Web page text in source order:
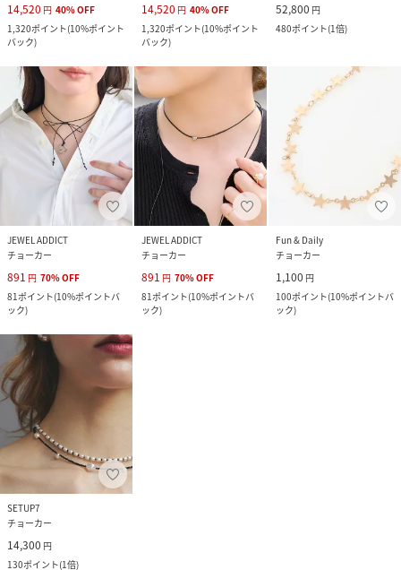
14,520 円 40%OFF
1,320ポイント(10%ポイント
バック)
14,520 円 40%OFF
1,320ポイント(10%ポイント
バック)
52,800 円
480ポイント(1倍)
JEWEL ADDICT
チョーカー
891 円 70%OFF
81ポイント(10%ポイントバ
ック)
JEWEL ADDICT
チョーカー
891 円 70%OFF
81ポイント(10%ポイントバ
ック)
Fun & Daily
チョーカー
1,100 円
100ポイント(10%ポイントバ
ック)
SETUP7
チョーカー
14,300 円
130ポイント(1倍)